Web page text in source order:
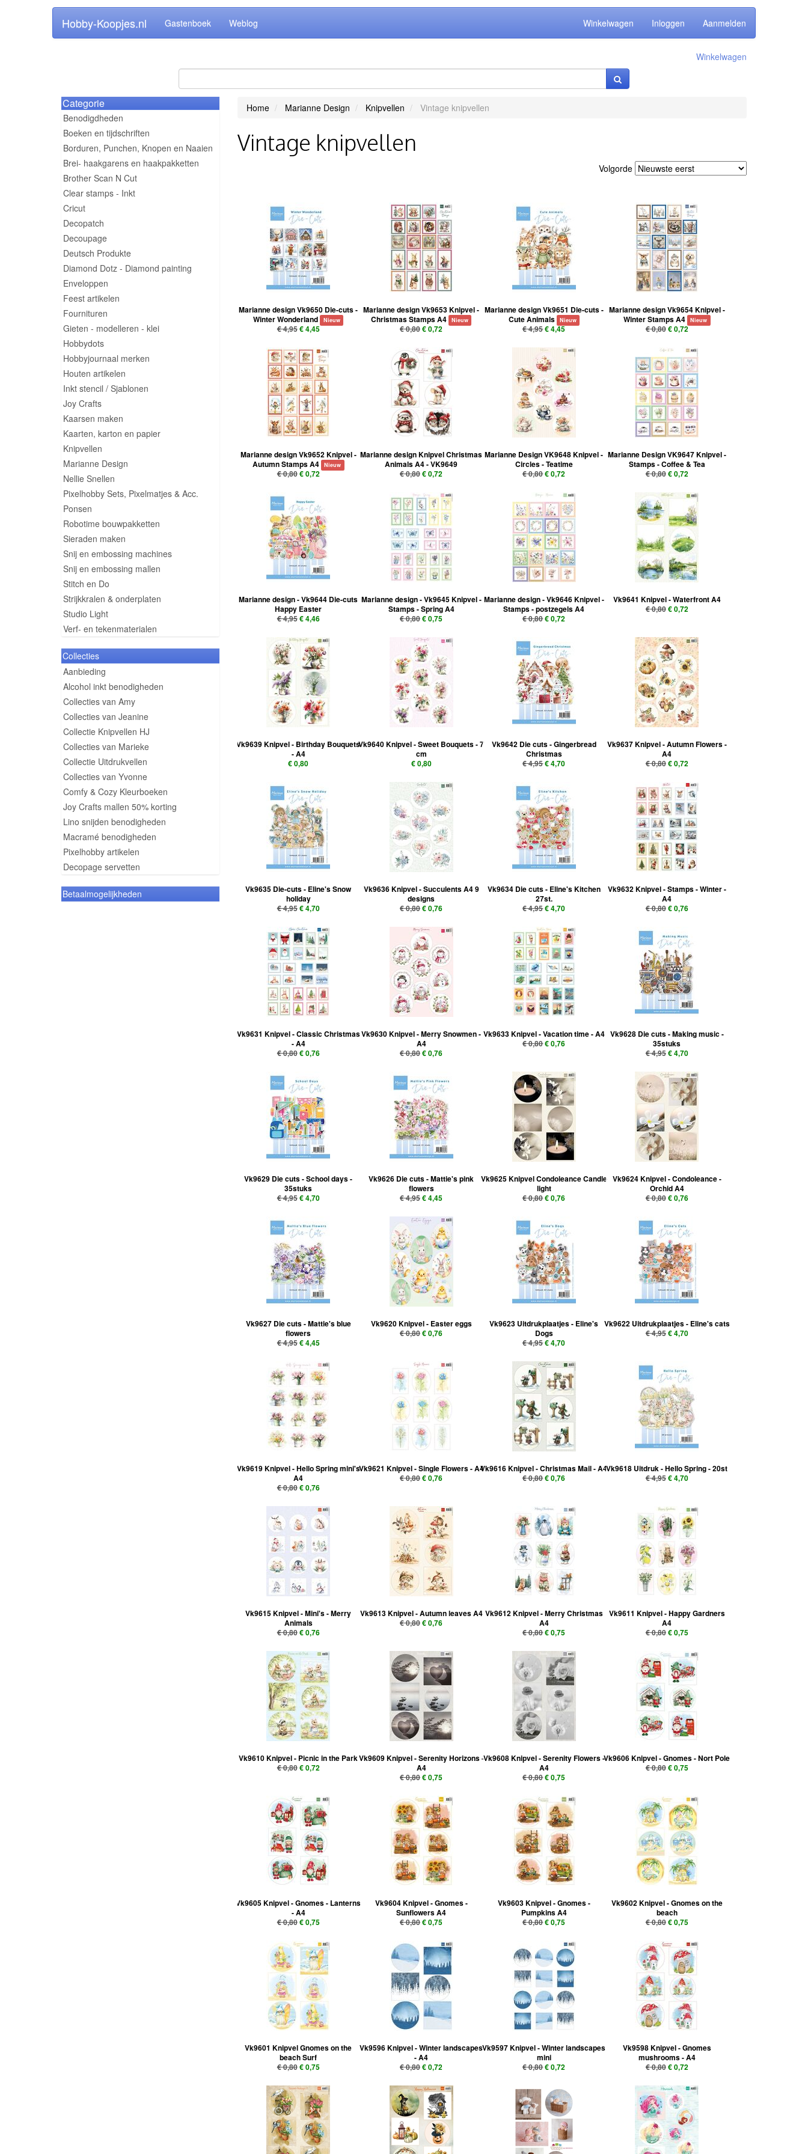
Hobby-Koopjes.nl Gastenboek Weblog Winkelwagen Inloggen Aanmelden
Winkelwagen
Categorie
Benodigdheden
Boeken en tijdschriften
Borduren, Punchen, Knopen en Naaien
Brei- haakgarens en haakpakketten
Brother Scan N Cut
Clear stamps - Inkt
Cricut
Decopatch
Decoupage
Deutsch Produkte
Diamond Dotz - Diamond painting
Enveloppen
Feest artikelen
Fournituren
Gieten - modelleren - klei
Hobbydots
Hobbyjournaal merken
Houten artikelen
Inkt stencil / Sjablonen
Joy Crafts
Kaarsen maken
Kaarten, karton en papier
Knipvellen
Marianne Design
Nellie Snellen
Pixelhobby Sets, Pixelmatjes & Acc.
Ponsen
Robotime bouwpakketten
Sieraden maken
Snij en embossing machines
Snij en embossing mallen
Stitch en Do
Strijkkralen & onderplaten
Studio Light
Verf- en tekenmaterialen
Collecties
Aanbieding
Alcohol inkt benodigheden
Collecties van Amy
Collecties van Jeanine
Collectie Knipvellen HJ
Collecties van Marieke
Collectie Uitdrukvellen
Collecties van Yvonne
Comfy & Cozy Kleurboeken
Joy Crafts mallen 50% korting
Lino snijden benodigheden
Macramé benodigheden
Pixelhobby artikelen
Decopage servetten
Betaalmogelijkheden
Home Marianne Design Knipvellen Vintage knipvellen
Vintage knipvellen
Volgorde
Marianne design Vk9650 Die-cuts -
Winter Wonderland Nieuw
€ 4,95€ 4,45
Marianne design Vk9653 Knipvel -
Christmas Stamps A4
Nieuw
€ 0,80€ 0,72
Marianne design Vk9651 Die-cuts -
Cute Animals
Nieuw
€ 4,95€ 4,45
Marianne design Vk9654 Knipvel -
Winter Stamps A4
Nieuw
€ 0,80€ 0,72
Marianne design Vk9652 Knipvel -
Autumn Stamps A4
Nieuw
€ 0,80€ 0,72
Marianne design Knipvel Christmas
Animals A4 - VK9649
€ 0,80€ 0,72
Marianne Design VK9648 Knipvel -
Circles - Teatime
€ 0,80€ 0,72
Marianne Design VK9647 Knipvel -
Stamps - Coffee & Tea
€ 0,80€ 0,72
Marianne design - Vk9644 Die-cuts
Happy Easter
€ 4,95€ 4,46
Marianne design - Vk9645 Knipvel -
Stamps - Spring A4
€ 0,80€ 0,75
Marianne design - Vk9646 Knipvel -
Stamps - postzegels A4
€ 0,80€ 0,72
Vk9641 Knipvel - Waterfront A4
€ 0,80€ 0,72
Vk9639 Knipvel - Birthday Bouquets
- A4
€ 0,80
Vk9640 Knipvel - Sweet Bouquets - 7
cm
€ 0,80
Vk9642 Die cuts - Gingerbread
Christmas
€ 4,95€ 4,70
Vk9637 Knipvel - Autumn Flowers -
A4
€ 0,80€ 0,72
Vk9635 Die-cuts - Eline's Snow
holiday
€ 4,95€ 4,70
Vk9636 Knipvel - Succulents A4 9
designs
€ 0,80€ 0,76
Vk9634 Die cuts - Eline's Kitchen
27st.
€ 4,95€ 4,70
Vk9632 Knipvel - Stamps - Winter -
A4
€ 0,80€ 0,76
Vk9631 Knipvel - Classic Christmas
- A4
€ 0,80€ 0,76
Vk9630 Knipvel - Merry Snowmen -
A4
€ 0,80€ 0,76
Vk9633 Knipvel - Vacation time - A4
€ 0,80€ 0,76
Vk9628 Die cuts - Making music -
35stuks
€ 4,95€ 4,70
Vk9629 Die cuts - School days -
35stuks
€ 4,95€ 4,70
Vk9626 Die cuts - Mattie's pink
flowers
€ 4,95€ 4,45
Vk9625 Knipvel Condoleance Candle
light
€ 0,80€ 0,76
Vk9624 Knipvel - Condoleance -
Orchid A4
€ 0,80€ 0,76
Vk9627 Die cuts - Mattie's blue
flowers
€ 4,95€ 4,45
Vk9620 Knipvel - Easter eggs
€ 0,80€ 0,76
Vk9623 Uitdrukplaatjes - Eline's
Dogs
€ 4,95€ 4,70
Vk9622 Uitdrukplaatjes - Eline's cats
€ 4,95€ 4,70
Vk9619 Knipvel - Hello Spring mini's
A4
€ 0,80€ 0,76
Vk9621 Knipvel - Single Flowers - A4
€ 0,80€ 0,76
Vk9616 Knipvel - Christmas Mail - A4
€ 0,80€ 0,76
Vk9618 Uitdruk - Hello Spring - 20st
€ 4,95€ 4,70
Vk9615 Knipvel - Mini's - Merry
Animals
€ 0,80€ 0,76
Vk9613 Knipvel - Autumn leaves A4
€ 0,80€ 0,76
Vk9612 Knipvel - Merry Christmas
A4
€ 0,80€ 0,75
Vk9611 Knipvel - Happy Gardners
A4
€ 0,80€ 0,75
Vk9610 Knipvel - Picnic in the Park
€ 0,80€ 0,72
Vk9609 Knipvel - Serenity Horizons -
A4
€ 0,80€ 0,75
Vk9608 Knipvel - Serenity Flowers -
A4
€ 0,80€ 0,75
Vk9606 Knipvel - Gnomes - Nort Pole
€ 0,80€ 0,75
Vk9605 Knipvel - Gnomes - Lanterns
- A4
€ 0,80€ 0,75
Vk9604 Knipvel - Gnomes -
Sunflowers A4
€ 0,80€ 0,75
Vk9603 Knipvel - Gnomes -
Pumpkins A4
€ 0,80€ 0,75
Vk9602 Knipvel - Gnomes on the
beach
€ 0,80€ 0,75
Vk9601 Knipvel Gnomes on the
beach Surf
€ 0,80€ 0,75
Vk9596 Knipvel - Winter landscapes
- A4
€ 0,80€ 0,72
Vk9597 Knipvel - Winter landscapes
mini
€ 0,80€ 0,72
Vk9598 Knipvel - Gnomes
mushrooms - A4
€ 0,80€ 0,72